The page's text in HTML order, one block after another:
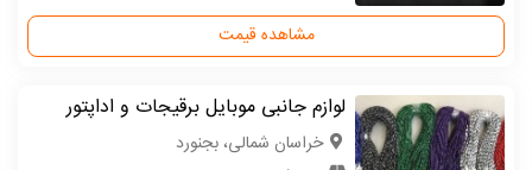
مشاهده قیمت
لوازم جانبی موبایل برقیجات و اداپتور
خراسان شمالی، بجنورد